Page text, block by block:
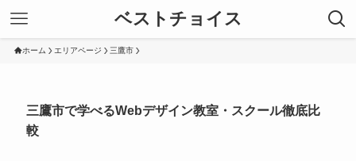
ベストチョイス
ホーム エリアページ 三鷹市
三鷹市で学べるWebデザイン教室・スクール徹底比
較